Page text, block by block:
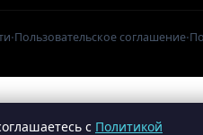
·Пользовательское соглашение·
с Политикой